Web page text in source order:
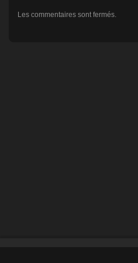
Les commentaires sont fermés.